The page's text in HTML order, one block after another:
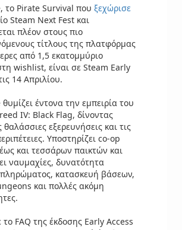
το Pirate Survival που ξεχώρισε
Steam Next Fest και
πλέον στους πιο
τίτλους της πλατφόρμας
από 1,5 εκατομμύριο
wishlist, είναι σε Steam Early
14 Απριλίου.
έντονα την εμπειρία του
IV: Black Flag, δίνοντας
εξερευνήσεις και τις
Υποστηρίζει co-op
και τεσσάρων παικτών και
ναυμαχίες, δυνατότητα
κατασκευή βάσεων,
και πολλές ακόμη
FAQ της έκδοσης Early Access